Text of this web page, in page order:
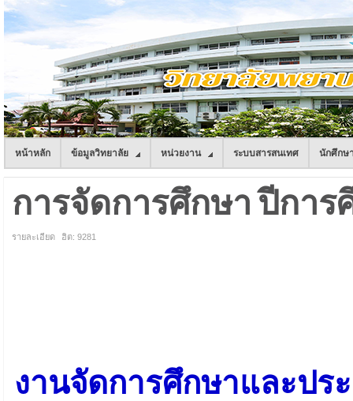
หน้าหลัก ข้อมูลวิทยาลัย หน่วยงาน ระบบสารสนเทศ นักศึกษ
การจัดการศึกษา ปีการศึ
รายละเอียด ฮิต: 9281
งานจัดการศึกษาและป